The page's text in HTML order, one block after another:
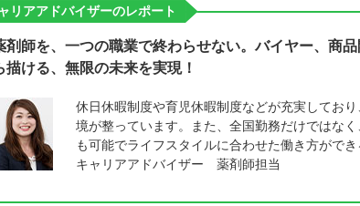
リアアドバイザーのレポート
剤師を、一つの職業で終わらせない。バイヤー、商
描ける、無限の未来を実現！
休日休暇制度や育児休暇制度などが充実してお
境が整っています。また、全国勤務だけではな
も可能でライフスタイルに合わせた働き方がで
キャリアアドバイザー 薬剤師担当